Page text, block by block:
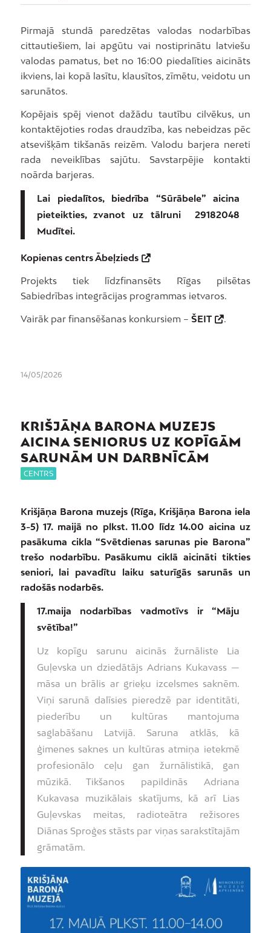
Pirmajā stundā paredzētas valodas nodarbības
cittautiešiem, lai apgūtu vai nostiprinātu latviešu
valodas pamatus, bet no 16:00 piedalīties aicināts
ikviens, lai kopā lasītu, klausītos, zīmētu, veidotu un
sarunātos.
Kopējais spēj vienot dažādu tautību cilvēkus, un
kontaktējoties rodas draudzība, kas nebeidzas pēc
atsevišķām tikšanās reizēm. Valodu barjera nereti
rada neveiklības sajūtu. Savstarpējie kontakti
noārda barjeras.
Lai piedalītos, biedrība “Sūrābele” aicina
pieteikties, zvanot uz tālruni 29182048
Mudītei.
Kopienas centrs Ābeļzieds
Projekts tiek līdzfinansēts Rīgas pilsētas
Sabiedrības integrācijas programmas ietvaros.
Vairāk par finansēšanas konkursiem – ŠEIT .
14/05/2026
KRIŠJĀŅA BARONA MUZEJS
AICINA SENIORUS UZ KOPĪGĀM
SARUNĀM UN DARBNĪCĀM
CENTRS
Krišjāņa Barona muzejs (Rīga, Krišjāņa Barona iela
3-5) 17. maijā no plkst. 11.00 līdz 14.00 aicina uz
pasākuma cikla “Svētdienas sarunas pie Barona”
trešo nodarbību. Pasākumu ciklā aicināti tikties
seniori, lai pavadītu laiku saturīgās sarunās un
radošās nodarbēs.
17.maija nodarbības vadmotīvs ir “Māju
svētība!”
Uz kopīgu sarunu aicinās žurnāliste Lia
Guļevska un dziedātājs Adrians Kukavass —
māsa un brālis ar grieķu izcelsmes saknēm.
Viņi sarunā dalīsies pieredzē par identitāti,
piederību un kultūras mantojuma
saglabāšanu Latvijā. Saruna atklās, kā
ģimenes saknes un kultūras atmiņa ietekmē
profesionālo ceļu gan žurnālistikā, gan
mūzikā. Tikšanos papildinās Adriana
Kukavasa muzikālais skatījums, kā arī Lias
Guļevskas meitas, radioteātra režisores
Diānas Sproģes stāsts par viņas sarakstītajām
grāmatām.